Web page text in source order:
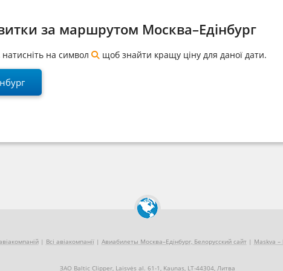
за маршрутом Москва–Едінбург
на символ щоб знайти кращу ціну для даної дати.
| Всі авіакомпанії| Авиабилеты Москва–Едінбург, Белорусский сайт| Maskva
ЗАО Baltic Clipper, Laisvės al. 61-1, Kaunas, LT-44304, Литва